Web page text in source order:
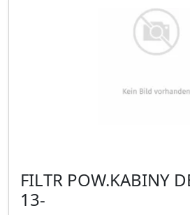
FILTR POW.KABINY
13-